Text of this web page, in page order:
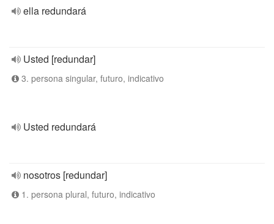
ella redundará
Usted [redundar]
3. persona singular, futuro, indicativo
Usted redundará
nosotros [redundar]
1. persona plural, futuro, indicativo